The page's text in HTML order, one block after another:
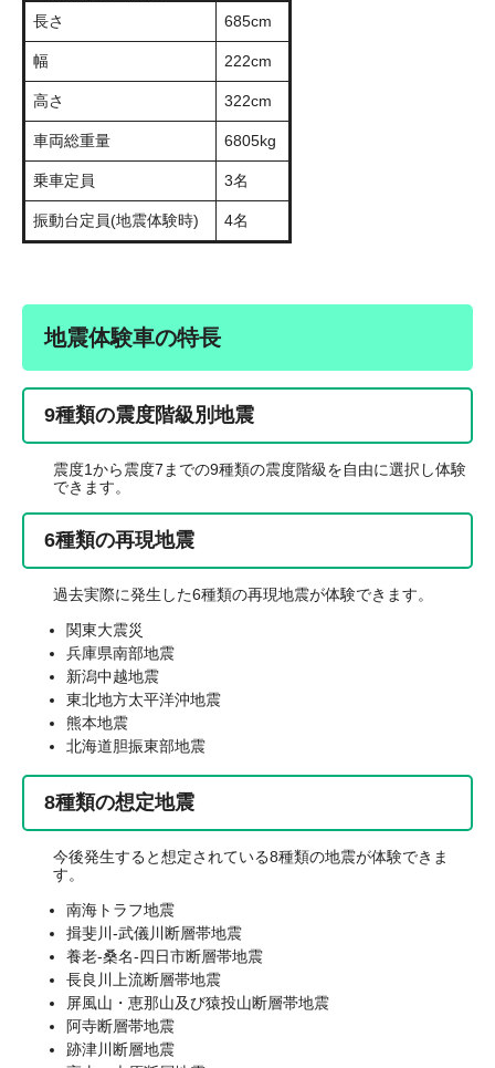
長さ
685cm
幅 222cm
高さ 322cm
車両総重量 6805kg
乗車定員 3名
振動台定員(地震体験時) 4名
地震体験車の特長
9種類の震度階級別地震
震度1から震度7までの9種類の震度階級を自由に選択し体験
できます。
6種類の再現地震
過去実際に発生した6種類の再現地震が体験できます。
関東大震災
兵庫県南部地震
新潟中越地震
東北地方太平洋沖地震
熊本地震
北海道胆振東部地震
8種類の想定地震
今後発生すると想定されている8種類の地震が体験できま
す。
南海トラフ地震
揖斐川-武儀川断層帯地震
養老-桑名-四日市断層帯地震
長良川上流断層帯地震
屏風山・恵那山及び猿投山断層帯地震
阿寺断層帯地震
跡津川断層地震